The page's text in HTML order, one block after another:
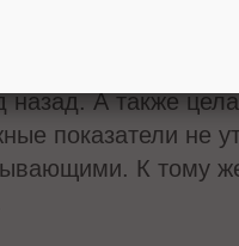
(не по
А также
показатели не
К тому